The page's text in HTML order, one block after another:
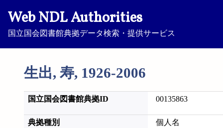
Web NDL Authorities
国立国会図書館典拠データ検索・提供サービス
生出, 寿, 1926-2006
国立国会図書館典拠ID 00135863
典拠種別 個人名